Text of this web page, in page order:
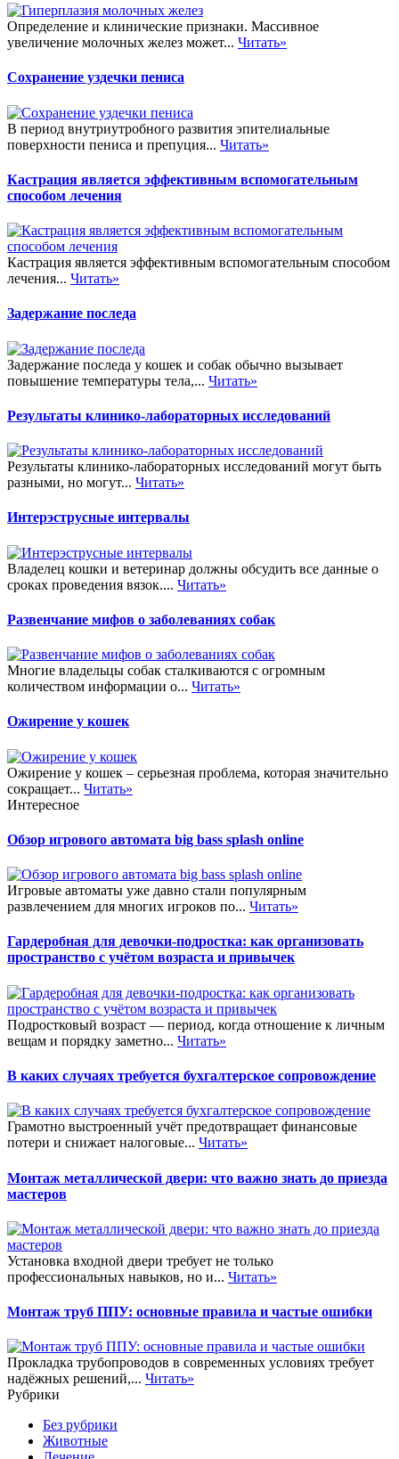
Определение и клинические признаки. Массивное
увеличение молочных желез может... Читать»
Сохранение уздечки пениса
В период внутриутробного развития эпителиальные
поверхности пениса и препуция... Читать»
Кастрация является эффективным вспомогательным
способом лечения
Кастрация является эффективным вспомогательным способом
лечения... Читать»
Задержание последа
Задержание последа у кошек и собак обычно вызывает
повышение температуры тела,... Читать»
Результаты клинико-лабораторных исследований
Результаты клинико-лабораторных исследований могут быть
разными, но могут... Читать»
Интерэструсные интервалы
Владелец кошки и ветеринар должны обсудить все данные о
сроках проведения вязок.... Читать»
Развенчание мифов о заболеваниях собак
Многие владельцы собак сталкиваются с огромным
количеством информации о... Читать»
Ожирение у кошек
Ожирение у кошек – серьезная проблема, которая значительно
сокращает... Читать»
Интересное
Обзор игрового автомата big bass splash online
Игровые автоматы уже давно стали популярным
развлечением для многих игроков по... Читать»
Гардеробная для девочки-подростка: как организовать
пространство с учётом возраста и привычек
Подростковый возраст — период, когда отношение к личным
вещам и порядку заметно... Читать»
В каких случаях требуется бухгалтерское сопровождение
Грамотно выстроенный учёт предотвращает финансовые
потери и снижает налоговые... Читать»
Монтаж металлической двери: что важно знать до приезда
мастеров
Установка входной двери требует не только
профессиональных навыков, но и... Читать»
Монтаж труб ППУ: основные правила и частые ошибки
Прокладка трубопроводов в современных условиях требует
надёжных решений,... Читать»
Рубрики
Без рубрики
Животные